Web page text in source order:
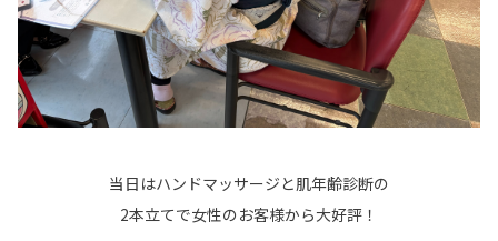
当日はハンドマッサージと肌年齢診断の
2本立てで女性のお客様から大好評！